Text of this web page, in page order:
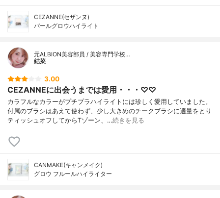
CEZANNE(セザンヌ)
パールグロウハイライト
元ALBION美容部員 / 美容専門学校…
結菜
3.00
CEZANNEに出会うまでは愛用・・・♡♡
カラフルなカラーがプチプラハイライトには珍しく愛用していました。
付属のブラシはあえて使わず、少し大きめのチークブラシに適量をとり
ティッシュオフしてからTゾーン、…続きを見る
CANMAKE(キャンメイク)
グロウ フルールハイライター